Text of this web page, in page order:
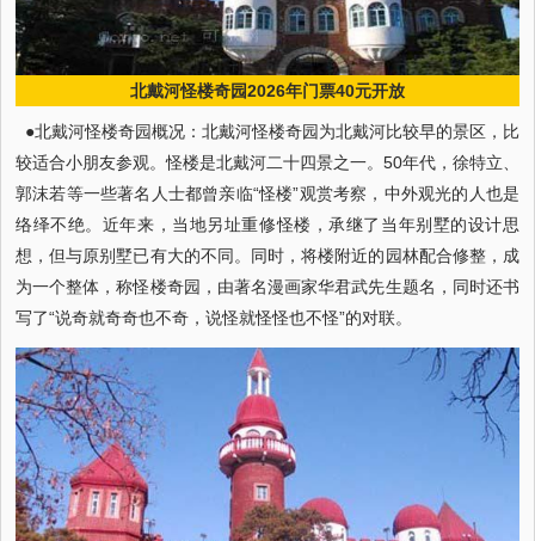
北戴河怪楼奇园2026年门票40元开放
●北戴河怪楼奇园概况：北戴河怪楼奇园为北戴河比较早的景区，比
较适合小朋友参观。怪楼是北戴河二十四景之一。50年代，徐特立、
郭沫若等一些著名人士都曾亲临“怪楼”观赏考察，中外观光的人也是
络绎不绝。近年来，当地另址重修怪楼，承继了当年别墅的设计思
想，但与原别墅已有大的不同。同时，将楼附近的园林配合修整，成
为一个整体，称怪楼奇园，由著名漫画家华君武先生题名，同时还书
写了“说奇就奇奇也不奇，说怪就怪怪也不怪”的对联。